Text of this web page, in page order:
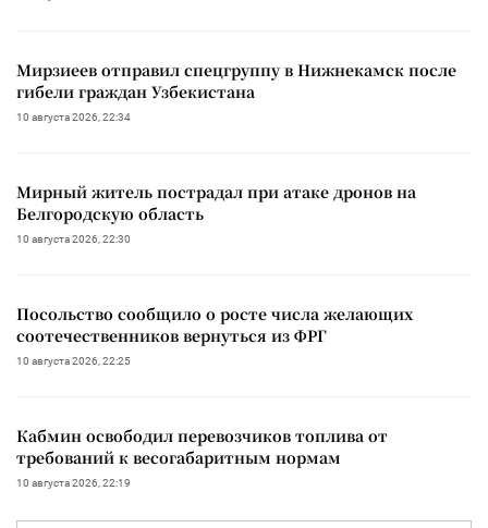
Мирзиеев отправил спецгруппу в Нижнекамск после
гибели граждан Узбекистана
10 августа 2026, 22:34
Мирный житель пострадал при атаке дронов на
Белгородскую область
10 августа 2026, 22:30
Посольство сообщило о росте числа желающих
соотечественников вернуться из ФРГ
10 августа 2026, 22:25
Кабмин освободил перевозчиков топлива от
требований к весогабаритным нормам
10 августа 2026, 22:19